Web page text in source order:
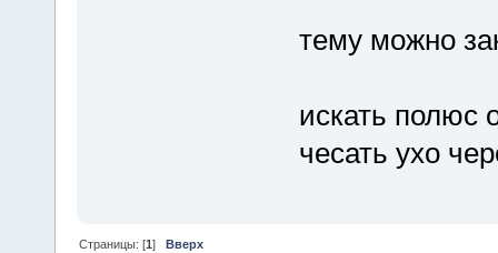
тему можно
искать полюс
чесать ухо
Страницы: [1]Вверх